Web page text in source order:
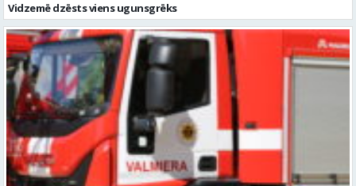
Vidzemē dzēsts viens ugunsgrēks